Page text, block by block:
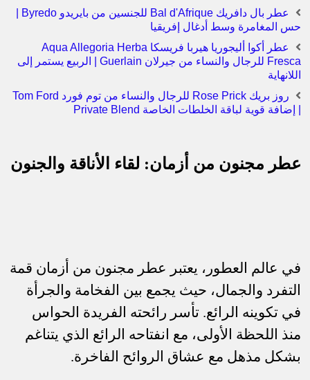
حس المغامرة وسط أدغال إفريقيا
عطر أكوا أليجوريا هيربا فريسكا Aqua Allegoria Herba
Fresca للرجال والنساء من جيرلان Guerlain | الربيع يستمر إلى
اللانهاية
روز بريك Rose Prick للرجال والنساء من توم فورد Tom Ford
| إضافة قوية لباقة الخلطات الخاصة Private Blend
عطر مجنون من أزمان: لقاء الأناقة والجنون
في عالم العطور، يعتبر عطر مجنون من أزمان قمة
التفرد والجمال، حيث يجمع بين الفخامة والجرأة
في تكوينه الرائع. تأسر رائحته الفريدة الحواس
منذ اللحظة الأولى، مع انفتاحه الرائع الذي يتناغم
بشكل مذهل مع عشاق الروائح الفاخرة.